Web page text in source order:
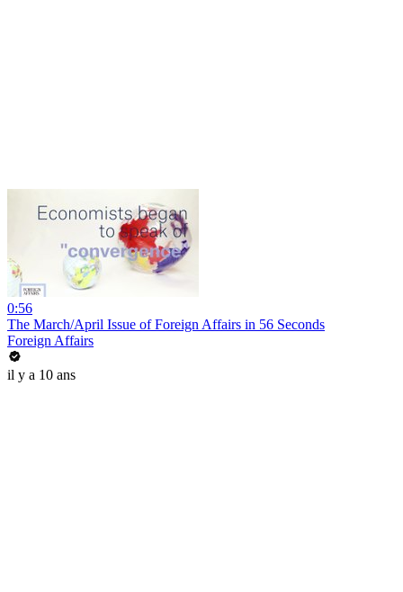
0:56
The March/April Issue of Foreign Affairs in 56 Seconds
Foreign Affairs
il y a 10 ans